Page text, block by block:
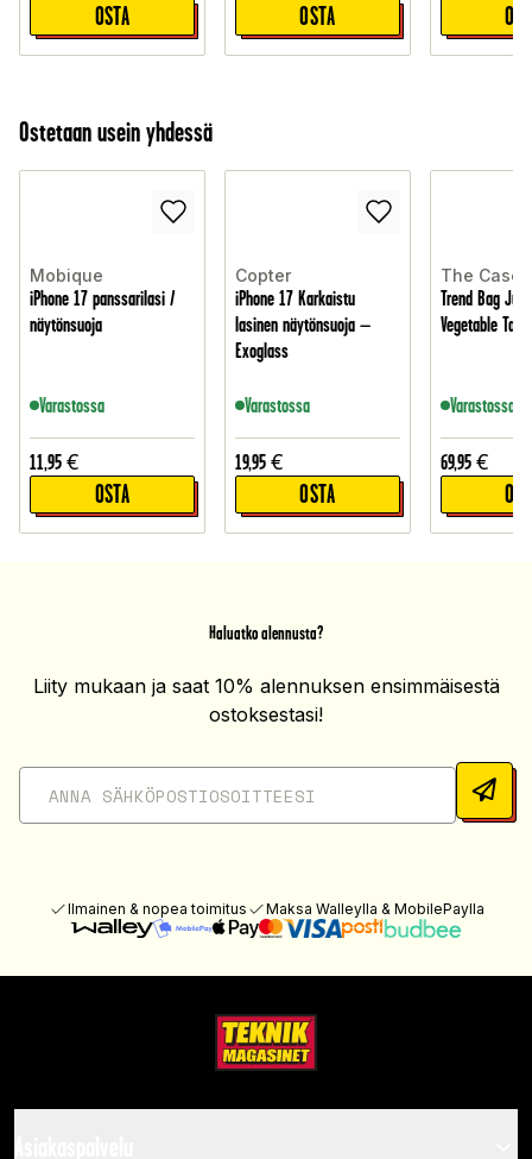
OSTA OSTA
Ostetaan usein yhdessä
Mobique
iPhone 17 panssarilasi /
näytönsuoja
Varastossa
11,95 €
OSTA
Copter
iPhone 17 Karkaistu
lasinen näytönsuoja –
Exoglass
Varastossa
19,95 €
OSTA
The Case
Trend Bag
Vegetable
Varastossa
69,95 €
Haluatko alennusta?
Liity mukaan ja saat 10% alennuksen ensimmäisestä
ostoksestasi!
Ilmainen & nopea toimitus Maksa Walleylla & MobilePaylla